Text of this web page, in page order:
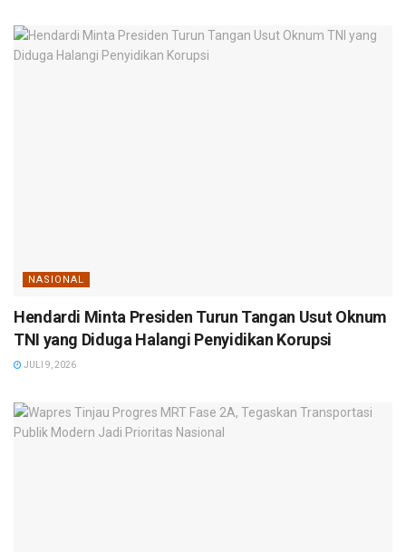
NASIONAL
Hendardi Minta Presiden Turun Tangan Usut Oknum
TNI yang Diduga Halangi Penyidikan Korupsi
JULI 9, 2026